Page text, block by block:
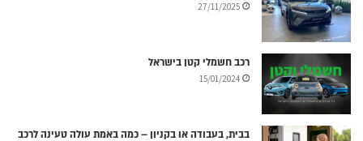
27/11/2025
רכב חשמלי קטן בישראל
15/01/2024
בבית, בעבודה או בקניון – כמה באמת עולה טעינה לרכב